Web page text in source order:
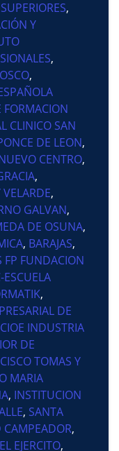
,
Y
,
,
FORMACION
CLINICO SAN
DE LEON,
CENTRO,
,
,
GALVAN,
DE OSUNA,
, BARAJAS,
FP FUNDACION
ESCUELA
,
DE
INDUSTRIA
DE
TOMAS Y
MARIA
, INSTITUCION
, SANTA
CAMPEADOR,
EJERCITO,